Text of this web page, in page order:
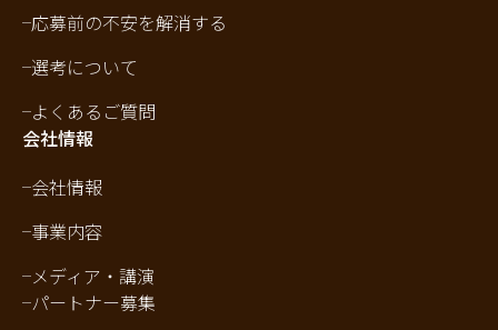
応募前の不安を解消する
選考について
よくあるご質問
会社情報
会社情報
事業内容
メディア・講演
パートナー募集